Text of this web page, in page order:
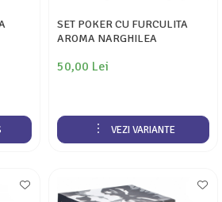
SET POKER CU FURCULITA
AROMA NARGHILEA
50,00 Lei
VEZI VARIANTE